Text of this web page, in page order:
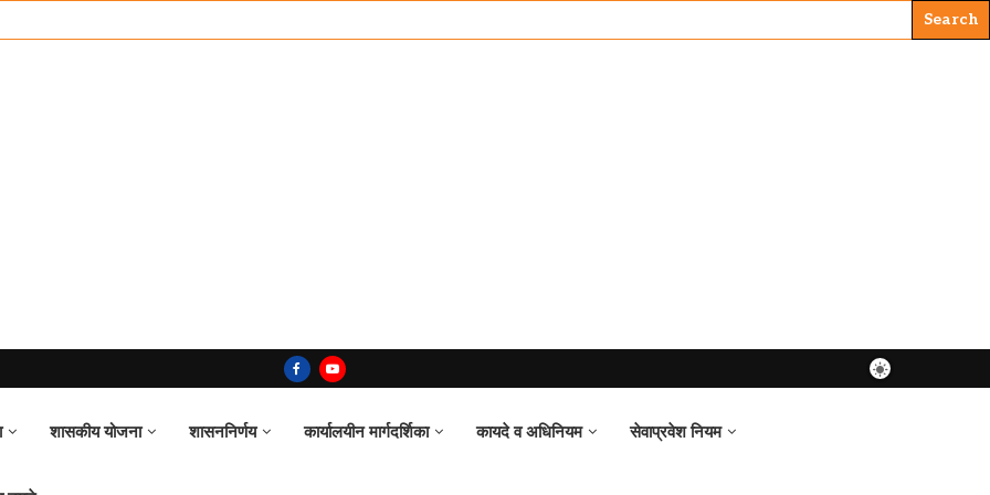
शासकीय योजना शासननिर्णय कार्यालयीन मार्गदर्शिका कायदे व अधिनियम सेवाप्रवेश नियम